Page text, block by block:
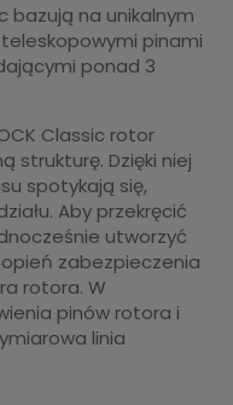
bazują na unikalnym
pinami
ponad 3
Classic rotor
strukturę. Dzięki niej
spotykają się,
Aby przekręcić
utworzyć
zabezpieczenia
rotora. W
pinów rotora i
linia